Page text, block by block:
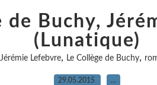
de Buchy,
(Lunatique)
Jérémie Lefebvre, Le Collège de Buchy,
29.05.2015 …